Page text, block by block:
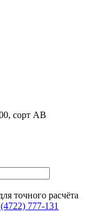
сорт АВ
точного расчёта
777-131